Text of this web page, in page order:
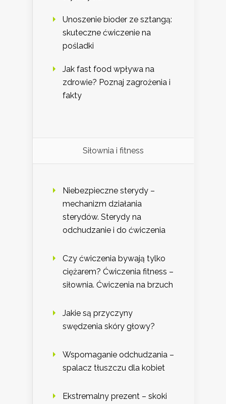
Unoszenie bioder ze sztangą:
skuteczne ćwiczenie na
pośladki
Jak fast food wpływa na
zdrowie? Poznaj zagrożenia i
fakty
Siłownia i fitness
Niebezpieczne sterydy –
mechanizm działania
sterydów. Sterydy na
odchudzanie i do ćwiczenia
Czy ćwiczenia bywają tylko
ciężarem? Ćwiczenia fitness –
siłownia. Ćwiczenia na brzuch
Jakie są przyczyny
swędzenia skóry głowy?
Wspomaganie odchudzania –
spalacz tłuszczu dla kobiet
Ekstremalny prezent – skoki